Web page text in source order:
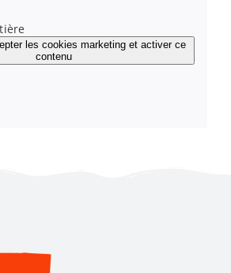
les cookies marketing et activer ce
contenu